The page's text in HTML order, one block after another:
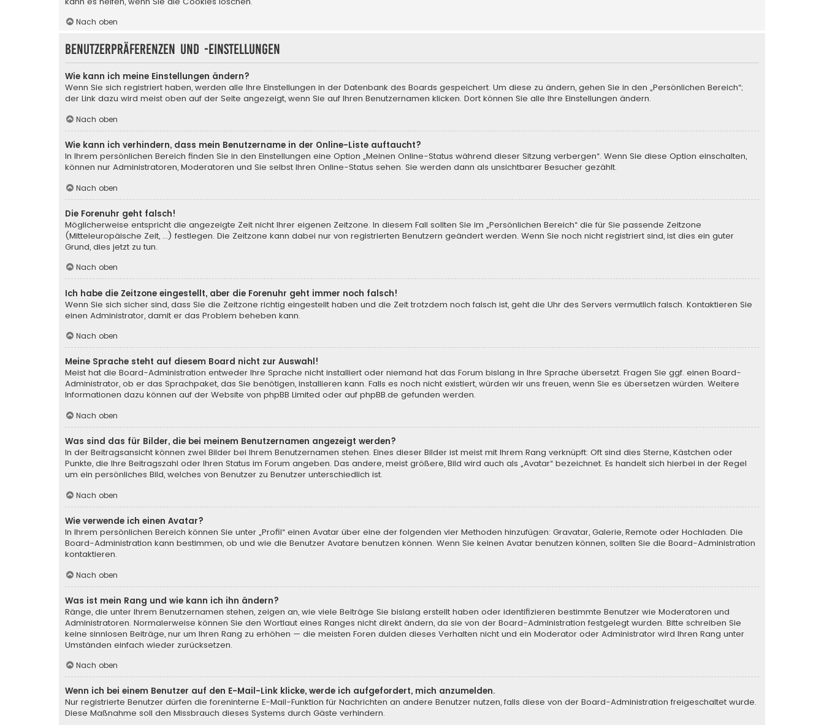
Nach oben
Benutzerpräferenzen und -einstellungen
Wie kann ich meine Einstellungen ändern?
Wenn Sie sich registriert haben, werden alle Ihre Einstellungen in der Datenbank des Boards gespeichert. Um diese zu ändern, gehen Sie in den „Persönlichen Bereich“;
der Link dazu wird meist oben auf der Seite angezeigt, wenn Sie auf Ihren Benutzernamen klicken. Dort können Sie alle Ihre Einstellungen ändern.
Nach oben
Wie kann ich verhindern, dass mein Benutzername in der Online-Liste auftaucht?
In Ihrem persönlichen Bereich finden Sie in den Einstellungen eine Option „Meinen Online-Status während dieser Sitzung verbergen“. Wenn Sie diese Option einschalten,
können nur Administratoren, Moderatoren und Sie selbst Ihren Online-Status sehen. Sie werden dann als unsichtbarer Besucher gezählt.
Nach oben
Die Forenuhr geht falsch!
Möglicherweise entspricht die angezeigte Zeit nicht Ihrer eigenen Zeitzone. In diesem Fall sollten Sie im „Persönlichen Bereich“ die für Sie passende Zeitzone
(Mitteleuropäische Zeit, ...) festlegen. Die Zeitzone kann dabei nur von registrierten Benutzern geändert werden. Wenn Sie noch nicht registriert sind, ist dies ein guter
Grund, dies jetzt zu tun.
Nach oben
Ich habe die Zeitzone eingestellt, aber die Forenuhr geht immer noch falsch!
Wenn Sie sich sicher sind, dass Sie die Zeitzone richtig eingestellt haben und die Zeit trotzdem noch falsch ist, geht die Uhr des Servers vermutlich falsch. Kontaktieren Sie
einen Administrator, damit er das Problem beheben kann.
Nach oben
Meine Sprache steht auf diesem Board nicht zur Auswahl!
Meist hat die Board-Administration entweder Ihre Sprache nicht installiert oder niemand hat das Forum bislang in Ihre Sprache übersetzt. Fragen Sie ggf. einen Board-
Administrator, ob er das Sprachpaket, das Sie benötigen, installieren kann. Falls es noch nicht existiert, würden wir uns freuen, wenn Sie es übersetzen würden. Weitere
Informationen dazu können auf der Website von phpBB Limited oder auf phpBB.de gefunden werden.
Nach oben
Was sind das für Bilder, die bei meinem Benutzernamen angezeigt werden?
In der Beitragsansicht können zwei Bilder bei Ihrem Benutzernamen stehen. Eines dieser Bilder ist meist mit Ihrem Rang verknüpft: Oft sind dies Sterne, Kästchen oder
Punkte, die Ihre Beitragszahl oder Ihren Status im Forum angeben. Das andere, meist größere, Bild wird auch als „Avatar“ bezeichnet. Es handelt sich hierbei in der Regel
um ein persönliches Bild, welches von Benutzer zu Benutzer unterschiedlich ist.
Nach oben
Wie verwende ich einen Avatar?
In Ihrem persönlichen Bereich können Sie unter „Profil“ einen Avatar über eine der folgenden vier Methoden hinzufügen: Gravatar, Galerie, Remote oder Hochladen. Die
Board-Administration kann bestimmen, ob und wie die Benutzer Avatare benutzen können. Wenn Sie keinen Avatar benutzen können, sollten Sie die Board-Administration
kontaktieren.
Nach oben
Was ist mein Rang und wie kann ich ihn ändern?
Ränge, die unter Ihrem Benutzernamen stehen, zeigen an, wie viele Beiträge Sie bislang erstellt haben oder identifizieren bestimmte Benutzer wie Moderatoren und
Administratoren. Normalerweise können Sie den Wortlaut eines Ranges nicht direkt ändern, da sie von der Board-Administration festgelegt wurden. Bitte schreiben Sie
keine sinnlosen Beiträge, nur um Ihren Rang zu erhöhen — die meisten Foren dulden dieses Verhalten nicht und ein Moderator oder Administrator wird Ihren Rang unter
Umständen einfach wieder zurücksetzen.
Nach oben
Wenn ich bei einem Benutzer auf den E-Mail-Link klicke, werde ich aufgefordert, mich anzumelden.
Nur registrierte Benutzer dürfen die foreninterne E-Mail-Funktion für Nachrichten an andere Benutzer nutzen, falls diese von der Board-Administration freigeschaltet wurde.
Diese Maßnahme soll den Missbrauch dieses Systems durch Gäste verhindern.